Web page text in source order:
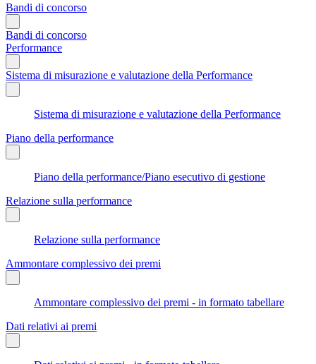
Bandi di concorso
Bandi di concorso
Performance
Sistema di misurazione e valutazione della Performance
Sistema di misurazione e valutazione della Performance
Piano della performance
Piano della performance/Piano esecutivo di gestione
Relazione sulla performance
Relazione sulla performance
Ammontare complessivo dei premi
Ammontare complessivo dei premi - in formato tabellare
Dati relativi ai premi